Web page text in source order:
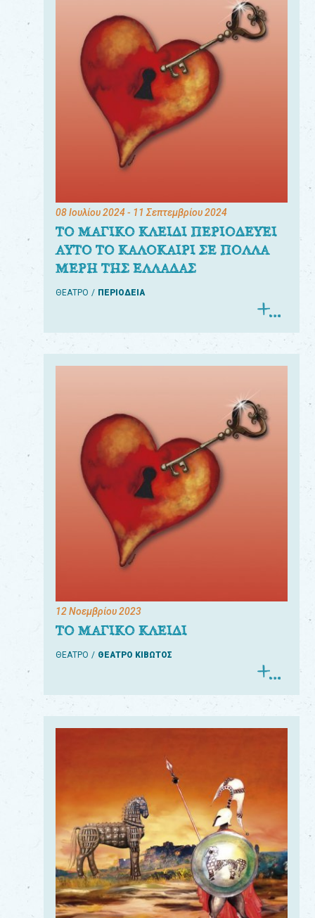
08 Ιουλίου 2024- 11 Σεπτεμβρίου 2024
ΤΟ ΜΑΓΙΚΟ ΚΛΕΙΔΙ ΠΕΡΙΟΔΕΥΕΙ
ΑΥΤΟ ΤΟ ΚΑΛΟΚΑΙΡΙ ΣΕ ΠΟΛΛΑ
ΜΕΡΗ ΤΗΣ ΕΛΛΑΔΑΣ
ΘΕΑΤΡΟ ΠΕΡΙΟΔΕΙΑ
12 Νοεμβρίου 2023
ΤΟ ΜΑΓΙΚΟ ΚΛΕΙΔΙ
ΘΕΑΤΡΟ ΘΕΑΤΡΟ ΚΙΒΩΤΟΣ